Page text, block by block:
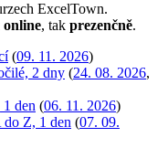
ExcelTown.
online, tak prezenčně.
(09. 11. 2026)
2 dny (24. 08. 2026,
den (06. 11. 2026)
Z, 1 den (07. 09.